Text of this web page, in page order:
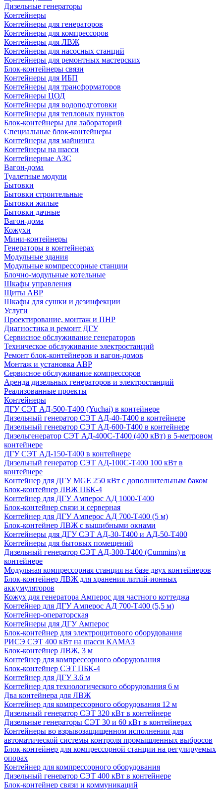
Дизельные генераторы
Контейнеры
Контейнеры для генераторов
Контейнеры для компрессоров
Контейнеры для ЛВЖ
Контейнеры для насосных станций
Контейнеры для ремонтных мастерских
Блок-контейнеры связи
Контейнеры для ИБП
Контейнеры для трансформаторов
Контейнеры ЦОД
Контейнеры для водоподготовки
Контейнеры для тепловых пунктов
Блок-контейнеры для лабораторий
Специальные блок-контейнеры
Контейнеры для майнинга
Контейнеры на шасси
Контейнерные АЗС
Вагон-дома
Туалетные модули
Бытовки
Бытовки строительные
Бытовки жилые
Бытовки дачные
Вагон-дома
Кожухи
Мини-контейнеры
Генераторы в контейнерах
Модульные здания
Модульные компрессорные станции
Блочно-модульные котельные
Шкафы управления
Щиты АВР
Шкафы для сушки и дезинфекции
Услуги
Проектирование, монтаж и ПНР
Диагностика и ремонт ДГУ
Сервисное обслуживание генераторов
Техническое обслуживание электростанций
Ремонт блок-контейнеров и вагон-домов
Монтаж и установка АВР
Сервисное обслуживание компрессоров
Аренда дизельных генераторов и электростанций
Реализованные проекты
Контейнеры
ДГУ СЭТ АД-500-Т400 (Yuchai) в контейнере
Дизельный генератор СЭТ АД-40-Т400 в контейнере
Дизельный генератор СЭТ АД-600-Т400 в контейнере
Дизельгенератор СЭТ АД-400С-Т400 (400 кВт) в 5-метровом
контейнере
ДГУ СЭТ АД-150-Т400 в контейнере
Дизельный генератор СЭТ АД-100С-Т400 100 кВт в
контейнере
Контейнер для ДГУ MGE 250 кВт с дополнительным баком
Блок-контейнер ЛВЖ ПБК-4
Контейнер для ДГУ Амперос АД 1000-Т400
Блок-контейнер связи и серверная
Контейнер для ДГУ Амперос АД 700-Т400 (5 м)
Блок-контейнер ЛВЖ с вышибными окнами
Контейнеры для ДГУ СЭТ АД-30-Т400 и АД-50-Т400
Контейнеры для бытовых помещений
Дизельный генератор СЭТ АД-300-Т400 (Cummins) в
контейнере
Модульная компрессорная станция на базе двух контейнеров
Блок-контейнер ЛВЖ для хранения литий-ионных
аккумуляторов
Кожух для генератора Амперос для частного коттеджа
Контейнер для ДГУ Амперос АД 700-Т400 (5,5 м)
Контейнер-операторская
Контейнеры для ДГУ Амперос
Блок-контейнер для электрощитового оборудования
РИСЭ СЭТ 400 кВт на шасси КАМАЗ
Блок-контейнер ЛВЖ, 3 м
Контейнер для компрессорного оборудования
Блок-контейнер СЭТ ПБК-4
Контейнер для ДГУ 3.6 м
Контейнер для технологического оборудования 6 м
Два контейнера для ЛВЖ
Контейнер для компрессорного оборудования 12 м
Дизельный генератор СЭТ 320 кВт в контейнере
Дизельные генераторы СЭТ 30 и 60 кВт в контейнерах
Контейнеры во взрывозащищенном исполнении для
автоматической системы контроля промышленных выбросов
Блок-контейнер для компрессорной станции на регулируемых
опорах
Контейнер для компрессорного оборудования
Дизельный генератор СЭТ 400 кВт в контейнере
Блок-контейнер связи и коммуникаций